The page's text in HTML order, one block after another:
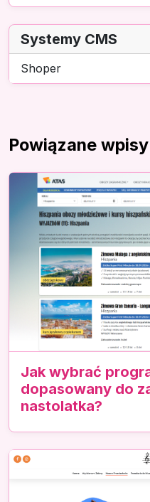
Systemy CMS
Shoper
Powiązane wpisy
Jak wybrać
dopasowany do
nastolatka?